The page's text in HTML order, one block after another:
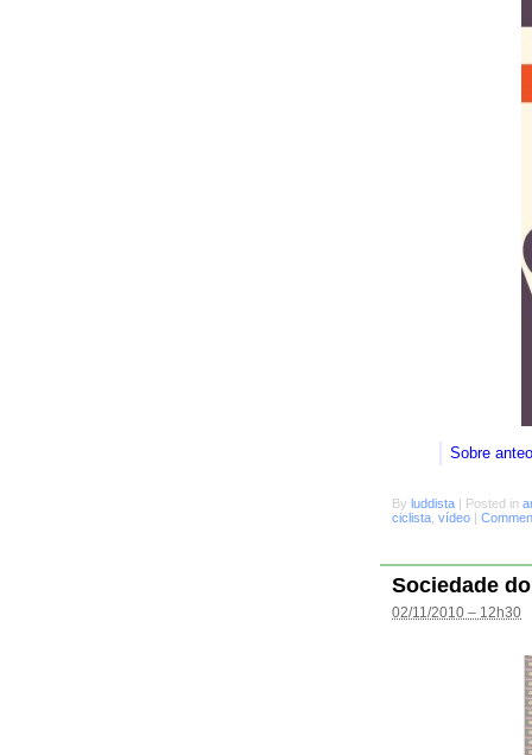
Sobre
By luddista Posted in
ciclista vídeo
Sociedade
02/11/2010 – 12h30